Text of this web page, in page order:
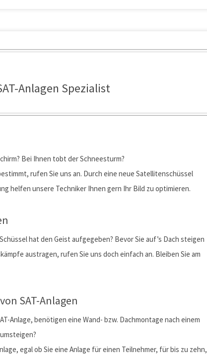
Anlagen Spezialist
Bei Ihnen tobt der Schneesturm?
rufen Sie uns an. Durch eine neue Satellitenschüssel
helfen unsere Techniker Ihnen gern Ihr Bild zu optimieren.
hat den Geist aufgegeben? Bevor Sie auf’s Dach steigen
austragen, rufen Sie uns doch einfach an. Bleiben Sie am
SAT-Anlagen
Anlage, benötigen eine Wand- bzw. Dachmontage nach einem
egal ob Sie eine Anlage für einen Teilnehmer, für bis zu zehn,